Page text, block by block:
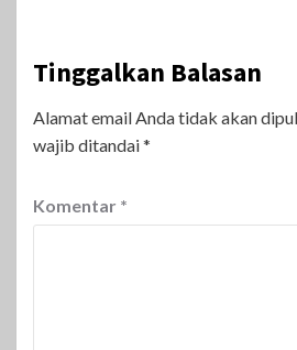
Tinggalkan Balasan
Alamat email Anda tidak akan
wajib ditandai*
Komentar *